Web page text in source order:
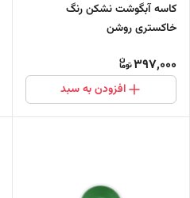
کاسه آبگوشت نشکن رنگ
خاکستری روشن
397,000
افزودن به سبد